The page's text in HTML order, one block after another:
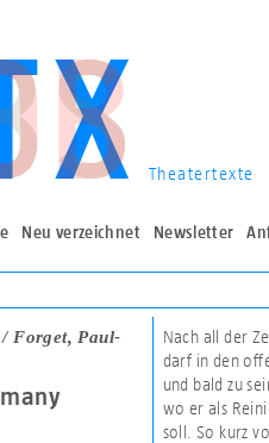
Theatertexte
Neu verzeichnet Newsletter
/ Forget, Paul-
Nach all der
darf in den
und bald zu
wo er als
soll. So kurz